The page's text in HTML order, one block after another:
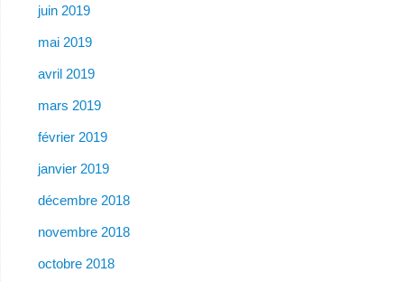
juin 2019
mai 2019
avril 2019
mars 2019
février 2019
janvier 2019
décembre 2018
novembre 2018
octobre 2018